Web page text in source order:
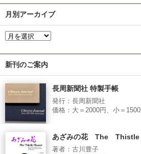
月別アーカイブ
新刊のご案内
長周新聞社 特製手帳
発行：長周新聞社
価格：大＝2000円、小＝1500
あざみの花 The
著者：古川豊子